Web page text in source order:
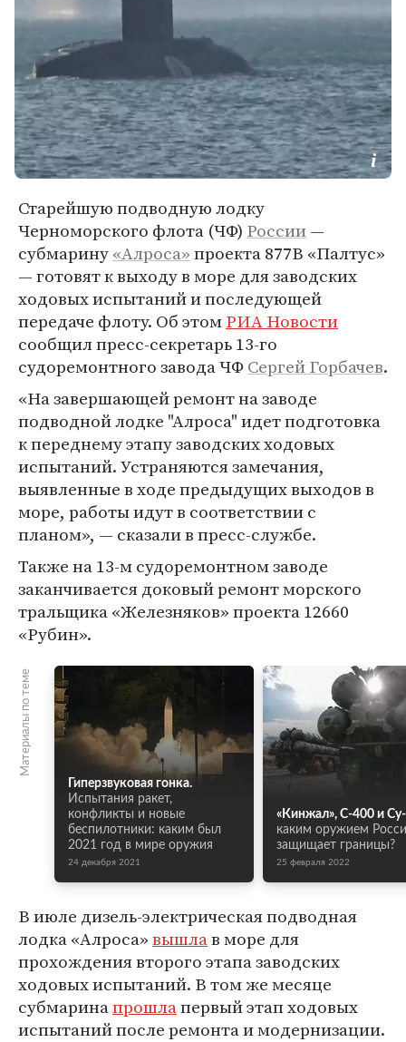
Старейшую подводную лодку
Черноморского флота (ЧФ) России—
субмарину«Алроса»проекта 877В «Палтус»
— готовят к выходу в море для заводских
ходовых испытаний и последующей
передаче флоту. Об этомРИА Новости
сообщил пресс-секретарь 13-го
судоремонтного завода ЧФСергей Горбачев.
«На завершающей ремонт на заводе
подводной лодке "Алроса" идет подготовка
к переднему этапу заводских ходовых
испытаний. Устраняются замечания,
выявленные в ходе предыдущих выходов в
море, работы идут в соответствии с
планом», — сказали в пресс-службе.
Также на 13-м судоремонтном заводе
заканчивается доковый ремонт морского
тральщика «Железняков» проекта 12660
«Рубин».
Материалы по теме
Гиперзвуковая гонка.
Испытания ракет,
конфликты и новые
беспилотники: каким был
2021 год в мире оружия
24 декабря 2021
«Кинжал», С-400 и
каким оружием
защищает границы?
25 февраля 2022
В июле дизель-электрическая подводная
лодка «Алроса»вышлав море для
прохождения второго этапа заводских
ходовых испытаний. В том же месяце
субмаринапрошлапервый этап ходовых
испытаний после ремонта и модернизации.